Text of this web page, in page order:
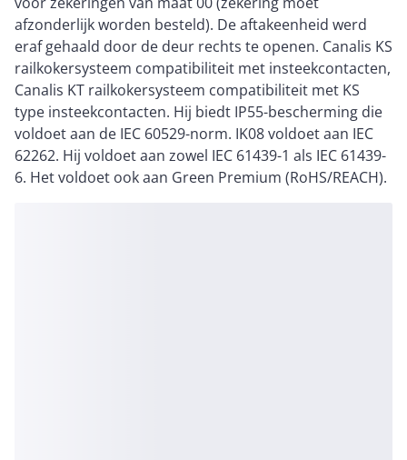
afzonderlijk worden besteld). De aftakeenheid werd
eraf gehaald door de deur rechts te openen. Canalis KS
railkokersysteem compatibiliteit met insteekcontacten,
Canalis KT railkokersysteem compatibiliteit met KS
type insteekcontacten. Hij biedt IP55-bescherming die
voldoet aan de IEC 60529-norm. IK08 voldoet aan IEC
62262. Hij voldoet aan zowel IEC 61439-1 als IEC 61439-
6. Het voldoet ook aan Green Premium (RoHS/REACH).